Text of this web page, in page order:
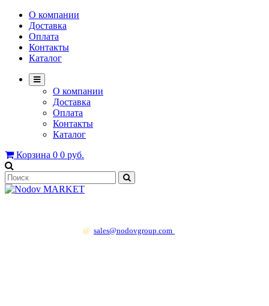
О компании
Доставка
Оплата
Контакты
Каталог
О компании
Доставка
Оплата
Контакты
Каталог
Корзина 0 0 руб.
@ sales@nodovgroup.com